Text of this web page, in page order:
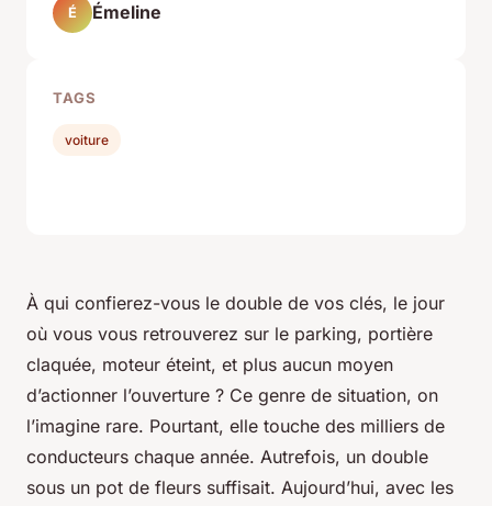
À qui confierez-vous le double de vos clés, le jour
où vous vous retrouverez sur le parking, portière
claquée, moteur éteint, et plus aucun moyen
d’actionner l’ouverture ? Ce genre de situation, on
l’imagine rare. Pourtant, elle touche des milliers de
conducteurs chaque année. Autrefois, un double
sous un pot de fleurs suffisait. Aujourd’hui, avec les
É Émeline
TAGS
voiture